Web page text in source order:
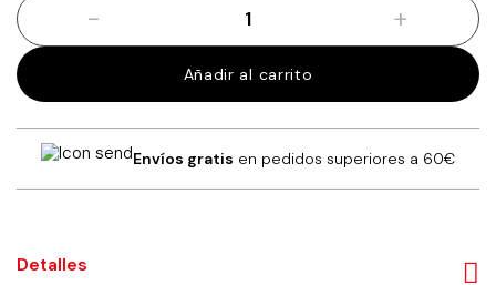
-
Carro
de
la
compra
Muuvi
754
Azul
cantidad
+
Añadir al carrito
Envíos gratis en pedidos superiores a 60€
Detalles